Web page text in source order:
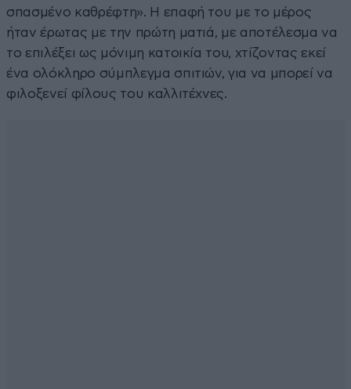
σπασμένο καθρέφτη». Η επαφή του με το μέρος
ήταν έρωτας με την πρώτη ματιά, με αποτέλεσμα να
το επιλέξει ως μόνιμη κατοικία του, χτίζοντας εκεί
ένα ολόκληρο σύμπλεγμα σπιτιών, για να μπορεί να
φιλοξενεί φίλους του καλλιτέχνες.